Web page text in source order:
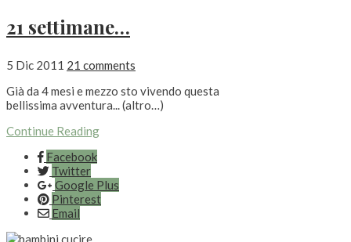
21 settimane…
5 Dic 2011 21 comments
Già da 4 mesi e mezzo sto vivendo questa
bellissima avventura... (altro…)
Continue Reading
Facebook
Twitter
Google Plus
Pinterest
Email